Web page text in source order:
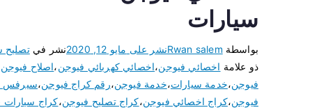
سيارات
بواسطة Rwan salemنشر على مايو 12, 2020 نشر فيتصليح
ذو علامة اخصائي فيوجن،اخصائي كهربائي فيوجن،اصلاح فيوجن
فيوجن،خدمة سيارات،خدمة فيوجن،رقم كراج فيوجن،سيرفس
فيوجن،كراج اخصائي فيوجن،كراج تصليح فيوجن،كراج سيارات